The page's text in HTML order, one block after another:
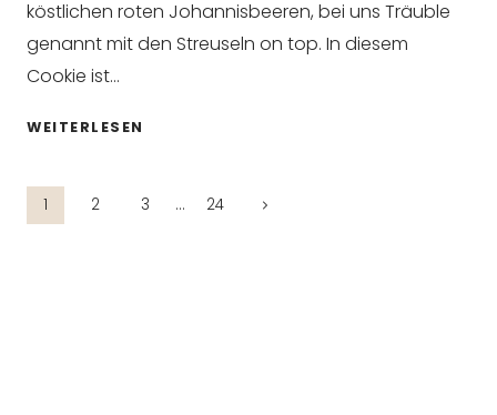
köstlichen roten Johannisbeeren, bei uns Träuble
genannt mit den Streuseln on top. In diesem
Cookie ist…
WEITERLESEN
–
Seitennavigation
1 2 3 … 24
Nächste